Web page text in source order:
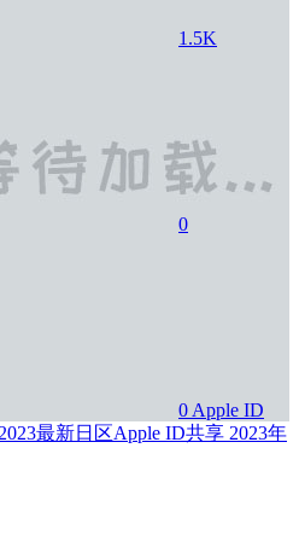
1.5K
0
0 Apple ID
最新日区Apple ID共享 2023年